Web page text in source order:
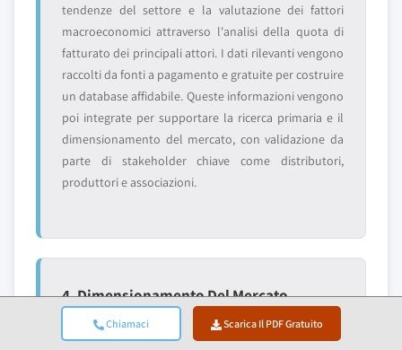
Chiamaci Scarica Il PDF Gratuito
tendenze del settore e la valutazione dei fattori
macroeconomici attraverso l'analisi della quota di
fatturato dei principali attori. I dati rilevanti vengono
raccolti da fonti a pagamento e gratuite per costruire
un database affidabile. Queste informazioni vengono
poi integrate per supportare la ricerca primaria e il
dimensionamento del mercato, con validazione da
parte di stakeholder chiave come distributori,
produttori e associazioni.
4. Dimensionamento Del Mercato
Il nostro dimensionamento del mercato è costruito
su un approccio bottom-up, partendo dai dati di